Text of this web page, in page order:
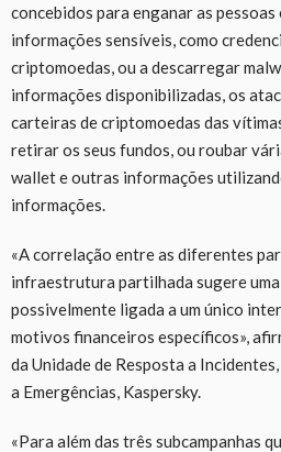
concebidos para enganar as
informações sensíveis, como
criptomoedas, ou a descarregar
informações disponibilizadas, os
carteiras de criptomoedas das
retirar os seus fundos, ou roubar
wallet e outras informações
informações.
«A correlação entre as diferentes
infraestrutura partilhada sugere
possivelmente ligada a um único
motivos financeiros específicos»,
da Unidade de Resposta a
a Emergências, Kaspersky.
«Para além das três subcampanhas